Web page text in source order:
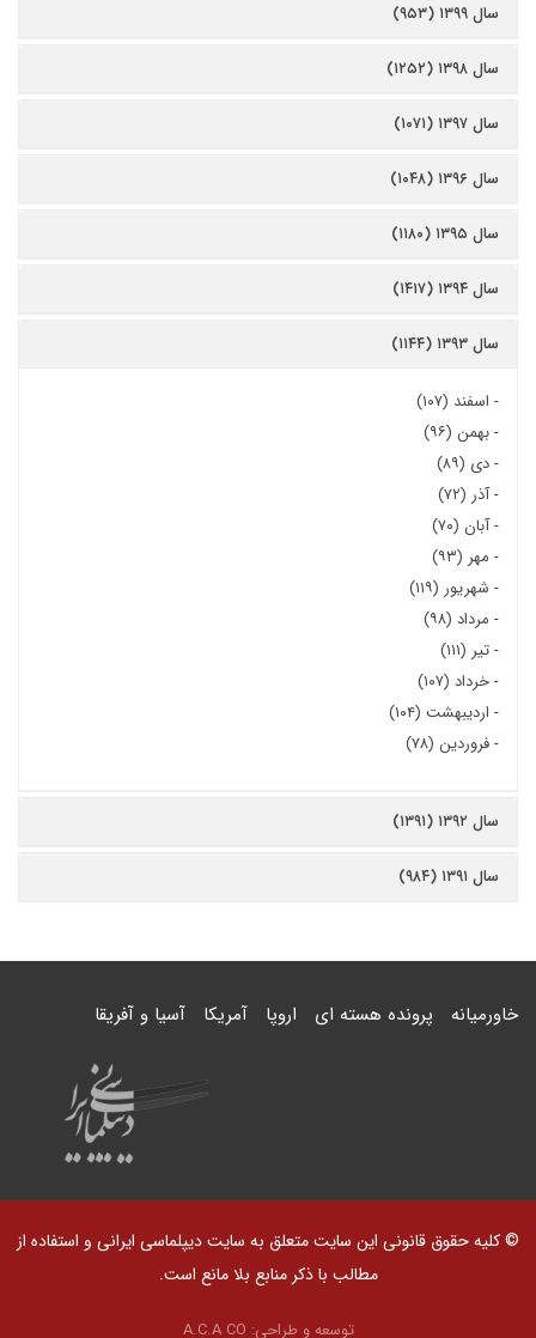
سال ۱۳۹۹ (۹۵۳)
سال ۱۳۹۸ (۱۲۵۲)
سال ۱۳۹۷ (۱۰۷۱)
سال ۱۳۹۶ (۱۰۴۸)
سال ۱۳۹۵ (۱۱۸۰)
سال ۱۳۹۴ (۱۴۱۷)
سال ۱۳۹۳ (۱۱۴۴)
- اسفند (۱۰۷)
-بهمن (۹۶)
-دی (۸۹)
-آذر (۷۲)
-آبان (۷۰)
- مهر (۹۳)
- شهریور (۱۱۹)
- مرداد (۹۸)
-تیر (۱۱۱)
-خرداد (۱۰۷)
- اردیبهشت (۱۰۴)
-فروردین (۷۸)
سال ۱۳۹۲ (۱۳۹۱)
سال ۱۳۹۱ (۹۸۴)
خاورمیانه پرونده هسته ای اروپا آمریکا آسیا و آفریقا
© کلیه حقوق قانونی این سایت متعلق به سایت دیپلماسی ایرانی و استفاده از
مطالب با ذکر منابع بلا مانع است.
توسعه و طراحی: A.C.A CO